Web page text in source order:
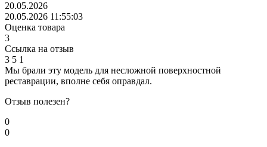
20.05.2026
20.05.2026 11:55:03
Оценка товара
3
Ссылка на отзыв
3 5 1
Мы брали эту модель для несложной поверхностной
реставрации, вполне себя оправдал.
Отзыв полезен?
0
0